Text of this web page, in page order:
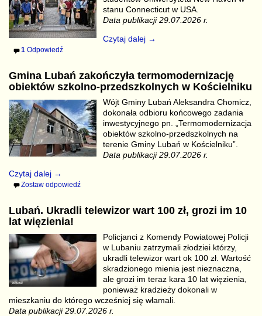
stanu Connecticut w USA.
Data publikacji 29.07.2026 r.
Czytaj dalej →
1Odpowiedź
Gmina Lubań zakończyła termomodernizację
obiektów szkolno-przedszkolnych w Kościelniku
Wójt Gminy Lubań Aleksandra Chomicz,
dokonała odbioru końcowego zadania
inwestycyjnego pn. „Termomodernizacja
obiektów szkolno-przedszkolnych na
terenie Gminy Lubań w Kościelniku”.
Data publikacji 29.07.2026 r.
Czytaj dalej →
Zostaw odpowiedź
Lubań. Ukradli telewizor wart 100 zł, grozi im 10
lat więzienia!
Policjanci z Komendy Powiatowej Policji
w Lubaniu zatrzymali złodziei którzy,
ukradli telewizor wart ok 100 zł. Wartość
skradzionego mienia jest nieznaczna,
ale grozi im teraz kara 10 lat więzienia,
ponieważ kradzieży dokonali w
mieszkaniu do którego wcześniej się włamali.
Data publikacji 29.07.2026 r.